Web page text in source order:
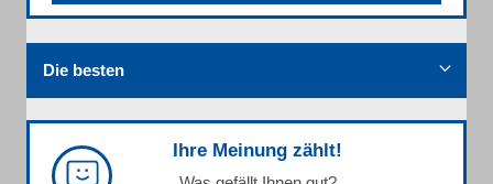
Die besten
Ihre Meinung zählt!